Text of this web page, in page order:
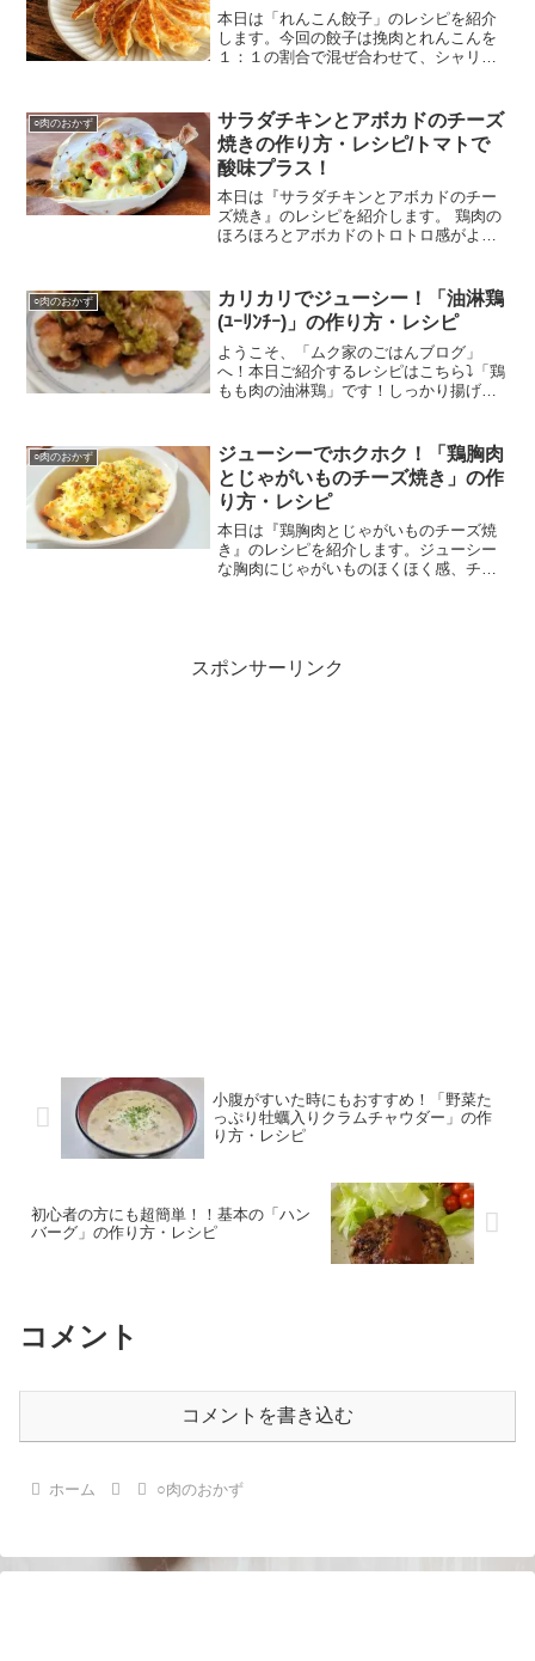
本日は「れんこん餃子」のレシピを紹介
します。今回の餃子は挽肉とれんこんを
１：１の割合で混ぜ合わせて、シャリシ
さっぱりとして青じその香りが感じられ
ます。是非参考にしていただければ幸い
です！！
○肉のおかず
サラダチキンとアボカドのチーズ
焼きの作り方・レシピ/トマトで
酸味プラス！
本日は『サラダチキンとアボカドのチー
ズ焼き』のレシピを紹介します。 鶏肉の
ほろほろとアボカドのトロトロ感がよ
○肉のおかず
カリカリでジューシー！「油淋鶏
(ﾕｰﾘﾝﾁｰ)」の作り方・レシピ
ようこそ、「ムク家のごはんブログ」
へ！本日ご紹介するレシピはこちら⤵「鶏
もも肉の油淋鶏」です！しっかり揚げ焼
シーな仕上がりとなります！さっそくレ
シピを紹介していきます！...
○肉のおかず
ジューシーでホクホク！「鶏胸肉
とじゃがいものチーズ焼き」の作
り方・レシピ
本日は『鶏胸肉とじゃがいものチーズ焼
き』のレシピを紹介します。ジューシー
な胸肉にじゃがいものほくほく感、チー
スポンサーリンク
小腹がすいた時にもおすすめ！「野菜た
っぷり牡蠣入りクラムチャウダー」の作
り方・レシピ
初心者の方にも超簡単！！基本の「ハン
バーグ」の作り方・レシピ
コメント
コメントを書き込む
ホーム ○肉のおかず